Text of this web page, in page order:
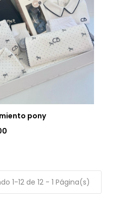
pony
1-12 de 12 - 1 Página(s)